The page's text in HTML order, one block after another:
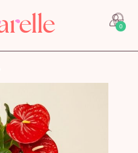
0